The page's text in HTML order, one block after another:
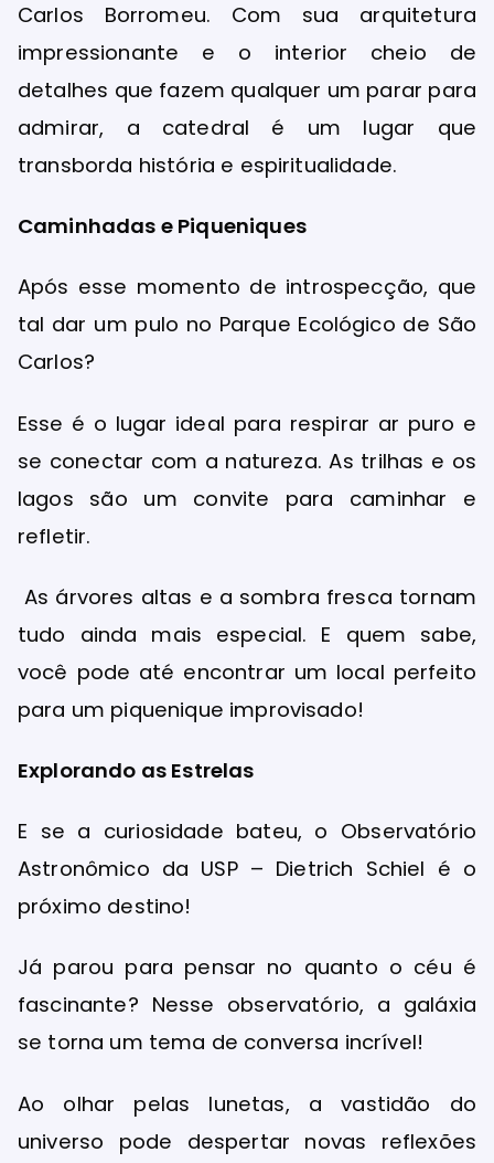
Carlos Borromeu. Com sua arquitetura
impressionante e o interior cheio de
detalhes que fazem qualquer um parar para
admirar, a catedral é um lugar que
transborda história e espiritualidade.
Caminhadas e Piqueniques
Após esse momento de introspecção, que
tal dar um pulo no Parque Ecológico de São
Carlos?
Esse é o lugar ideal para respirar ar puro e
se conectar com a natureza. As trilhas e os
lagos são um convite para caminhar e
refletir.
As árvores altas e a sombra fresca tornam
tudo ainda mais especial. E quem sabe,
você pode até encontrar um local perfeito
para um piquenique improvisado!
Explorando as Estrelas
E se a curiosidade bateu, o Observatório
Astronômico da USP – Dietrich Schiel é o
próximo destino!
Já parou para pensar no quanto o céu é
fascinante? Nesse observatório, a galáxia
se torna um tema de conversa incrível!
Ao olhar pelas lunetas, a vastidão do
universo pode despertar novas reflexões